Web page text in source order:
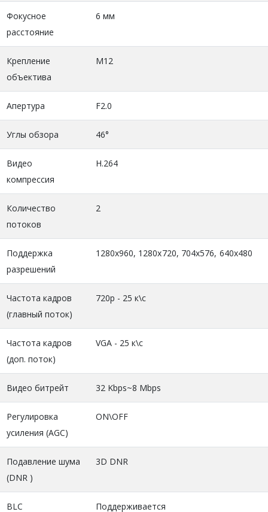
Фокусное
расстояние
6 мм
Крепление
объектива
М12
Апертура F2.0
Углы обзора 46°
Видео
компрессия
H.264
Количество
потоков
2
Поддержка
разрешений
1280x960, 1280x720, 704x576, 640x480
Частота кадров
(главный поток)
720p - 25 к\с
Частота кадров
(доп. поток)
VGA - 25 к\с
Видео битрейт 32 Kbps~8 Mbps
Регулировка
усиления (AGC)
ON\OFF
Подавление шума
(DNR )
3D DNR
BLC Поддерживается